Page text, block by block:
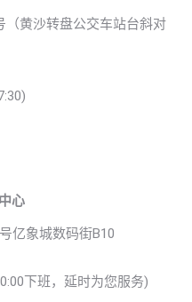
（黄沙转盘公交车站台斜对
心
亿象城数码街B10
下班，延时为您服务)